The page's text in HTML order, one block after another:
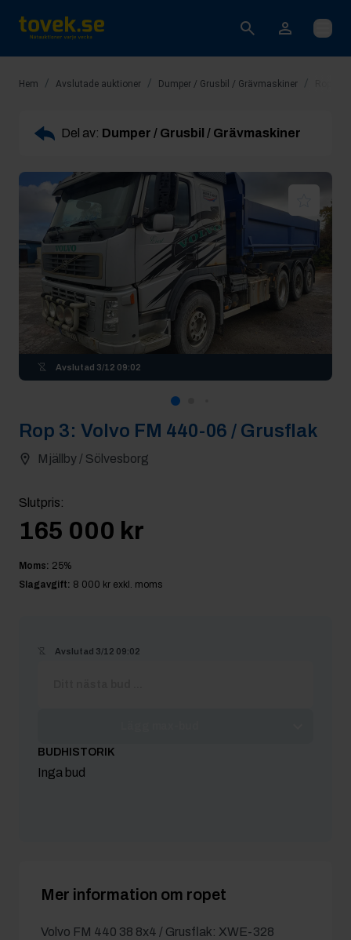
Öppna
Hem / Avslutade auktioner / Dumper / Grusbil / Grävmaskiner /
Del av: Dumper / Grusbil / Grävmaskiner
Avslutad 3/12 09:02
Rop 3: Volvo FM 440-06 / Grusflak
Mjällby / Sölvesborg
Slutpris:
165 000 kr
Moms: 25%
Slagavgift: 8 000 kr exkl. moms
Avslutad 3/12 09:02
BUDHISTORIK
Inga bud
Mer information om ropet
Volvo FM 440 38 8x4 / Grusflak: XWE-328